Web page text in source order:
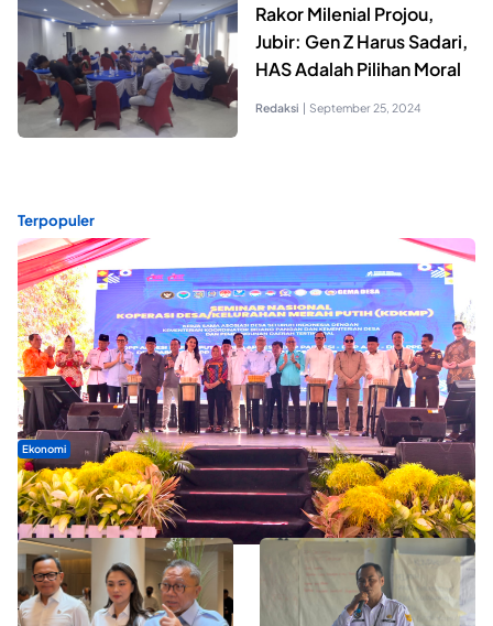
Rakor Milenial Projou,
Jubir: Gen Z Harus Sadari,
HAS Adalah Pilihan Moral
Redaksi | September 25, 2024
Terpopuler
Ekonomi
Seminar di Ternate, Mendes Perkuat Sinergi Percepatan
Kopdes Merah Putih